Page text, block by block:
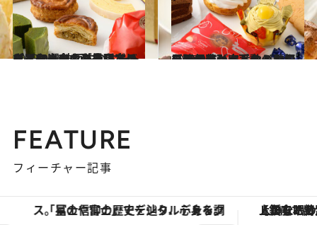
2025.9.16
【ユーハイム】多彩なバウムクーヘンがよりどりみどり！ 神戸牛のミートパイやハロウィン限定のビスケットも必見。ここだけで出合える絶品アイテム10選
グルメ 2025.9.13
【不二家】定番のペコちゃんのほっぺ、ミルキー風の包装がキュートなロールケーキ、不動の人気を誇るショートケーキやシュークリームなど珠玉の10品
グルメ
FEATURE
フィーチャー記事
「星のや富士」でデジタルデトックス。冨士信仰の歴史を辿り、心身を調える。 【銀座で出合う最旬美容】美髪ケアや上質